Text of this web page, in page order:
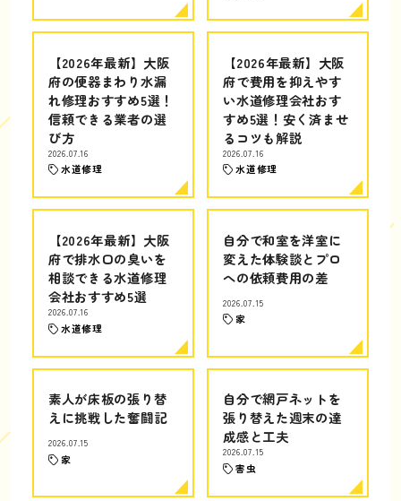
【2026年最新】大阪
府の便器まわり水漏
れ修理おすすめ5選！
信頼できる業者の選
び方
2026.07.16
水道修理
【2026年最新】大阪
府で費用を抑えやす
い水道修理会社おす
すめ5選！安く済ませ
るコツも解説
2026.07.16
水道修理
【2026年最新】大阪
府で排水口の臭いを
相談できる水道修理
会社おすすめ5選
2026.07.16
水道修理
自分で和室を洋室に
変えた体験談とプロ
への依頼費用の差
2026.07.15
家
素人が床板の張り替
えに挑戦した奮闘記
2026.07.15
家
自分で網戸ネットを
張り替えた週末の達
成感と工夫
2026.07.15
害虫